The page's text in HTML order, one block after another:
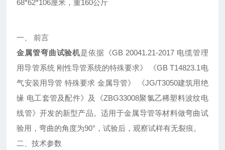
68*62*106厘米，重160公斤
一、 前言
金属管弯曲试验机是依据《GB 20041.21-2017 电缆管理
用导管系统 刚性导管系统的特殊要求》 《GB T14823.1电
气安装用导管 特殊要求 金属导管》 《JG/T3050建筑用绝
缘 电工套管及配件》及《ZBG33008聚氯乙稀塑料波纹电
线管》开发的新型产品。适用于金属导管等材料做弯曲试
验用，弯曲的角度为90°，试验后，观察试样有无裂痕。
二、技术参数